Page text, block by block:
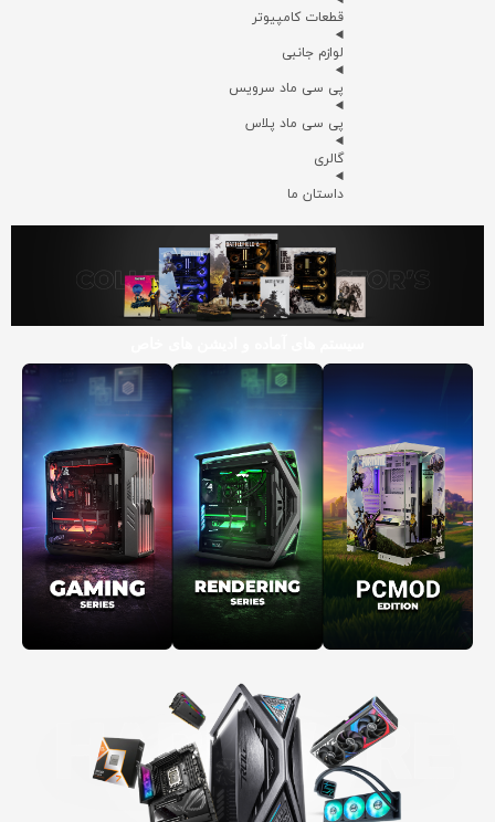
قطعات کامپیوتر
لوازم جانبی
پی سی ماد سرویس
پی سی ماد پلاس
گالری
داستان ما